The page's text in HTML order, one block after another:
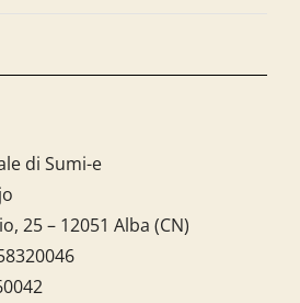
di Sumi-e
25 – 12051 Alba (CN)